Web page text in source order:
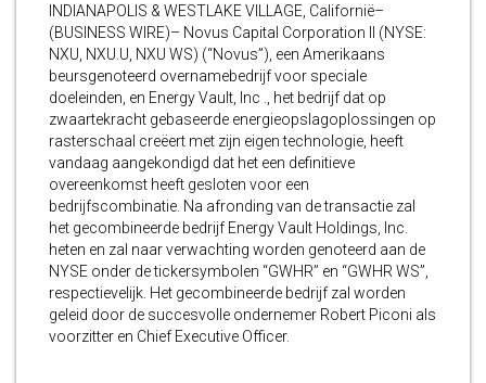
INDIANAPOLIS & WESTLAKE VILLAGE, Californië–
(BUSINESS WIRE)– Novus Capital Corporation II (NYSE:
NXU, NXU.U, NXU WS) (“Novus”), een Amerikaans
beursgenoteerd overnamebedrijf voor speciale
doeleinden, en Energy Vault, Inc ., het bedrijf dat op
zwaartekracht gebaseerde energieopslagoplossingen op
rasterschaal creëert met zijn eigen technologie, heeft
vandaag aangekondigd dat het een definitieve
overeenkomst heeft gesloten voor een
bedrijfscombinatie. Na afronding van de transactie zal
het gecombineerde bedrijf Energy Vault Holdings, Inc.
heten en zal naar verwachting worden genoteerd aan de
NYSE onder de tickersymbolen “GWHR” en “GWHR WS”,
respectievelijk. Het gecombineerde bedrijf zal worden
geleid door de succesvolle ondernemer Robert Piconi als
voorzitter en Chief Executive Officer.